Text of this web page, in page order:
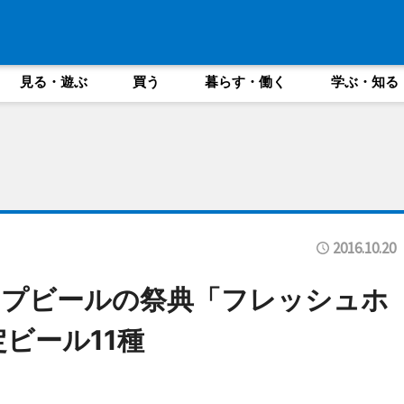
見る・遊ぶ 買う 暮らす・働く 学ぶ・知る
2016.10.20
ビールの祭典「フレッシュホ
ール11種